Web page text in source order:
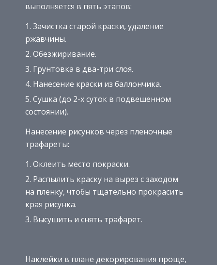
выполняется в пять этапов:
Зачистка старой краски, удаление
ржавчины.
Обезжиривание.
Грунтовка в два-три слоя.
Нанесение краски из баллончика.
Сушка (до 2-х суток в подвешенном
состоянии).
Нанесение рисунков через пленочные
трафареты:
Оклеить место покраски.
Распылить краску на вырез с заходом
на пленку, чтобы тщательно прокрасить
края рисунка.
Высушить и снять трафарет.
Наклейки в плане декорирования проще,